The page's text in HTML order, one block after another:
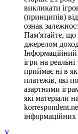
викликати
(принципів)
ознак
Пам'ятайте, що
джерелом
Інформаційний
ігри на
приймає ні в
платежів, які
азартними
які матеріали
інформаційних